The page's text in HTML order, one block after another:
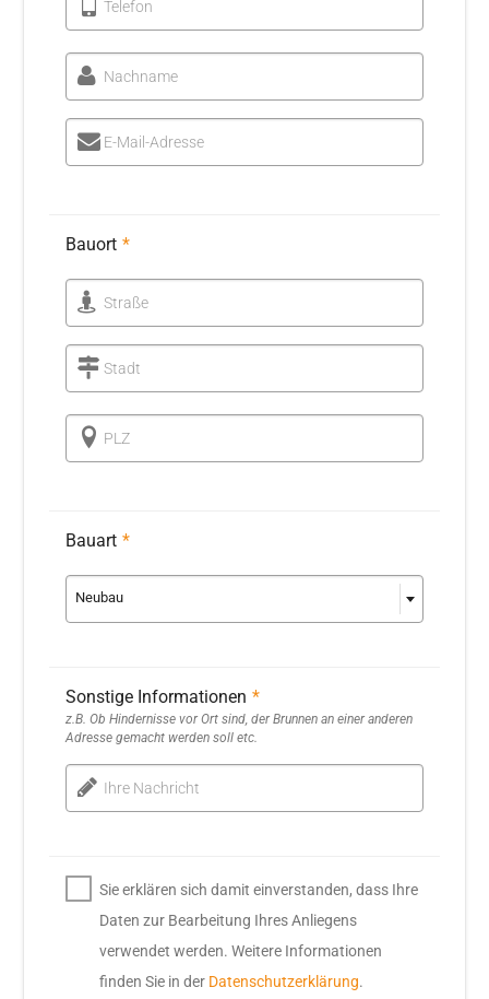
KONTAKT
ANFRAGE BRUNNENBAU
Telefon
Nachname
E-Mail-Adresse
Bauort *
Straße
Stadt
PLZ
Bauart *
Neubau
Sonstige Informationen *
z.B. Ob Hindernisse vor Ort sind, der Brunnen an einer anderen
Adresse gemacht werden soll etc.
Ihre Nachricht
Sie erklären sich damit einverstanden, dass Ihre
Daten zur Bearbeitung Ihres Anliegens
verwendet werden. Weitere Informationen
finden Sie in der Datenschutzerklärung.